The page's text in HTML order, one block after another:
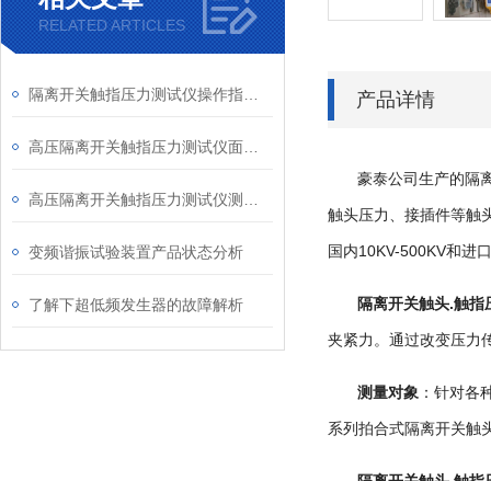
RELATED ARTICLES
变频谐振试验装置产品状态分析
了解下超低频发生器的故障解析
产品详情
豪泰公司生产的隔
触头压力、接插件等触
国内10KV-500KV和进
隔离开关触头.触指
夹紧力。通过改变压力
测量对象 ：针对各
系列拍合式隔离开关触